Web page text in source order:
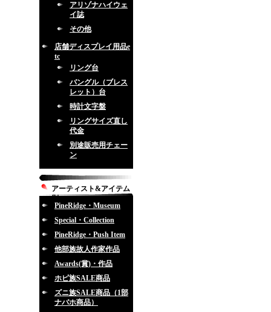
アリゾナハイウェ
イ誌
その他
店舗ディスプレイ用品e
tc
リング台
バングル（ブレス
レット）台
時計文字盤
リングサイズ直し
代金
別途販売用チェー
ン
アーティスト&アイテム
別
PineRidge・Museum
Special・Collection
PineRidge・Push Item
他部族故人作家作品
Awards(賞)・作品
ホピ族SALE商品
ズニ族SALE商品（1部
ナバホ商品）